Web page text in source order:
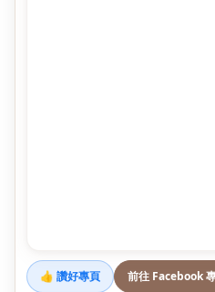
👍 讚好專頁 前往 Facebook